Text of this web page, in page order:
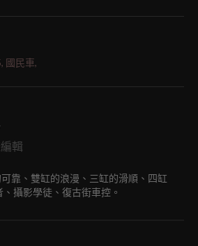
國民車,
輯
靠、雙缸的浪漫、三缸的滑順、四缸
攝影學徒、復古街車控。